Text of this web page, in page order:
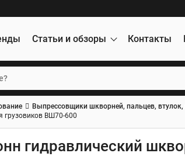
Статьи и обзоры Контакты
Выпрессовщики шкворней, пальцев, втулок,
грузовиков ВШ70-600
гидравлический